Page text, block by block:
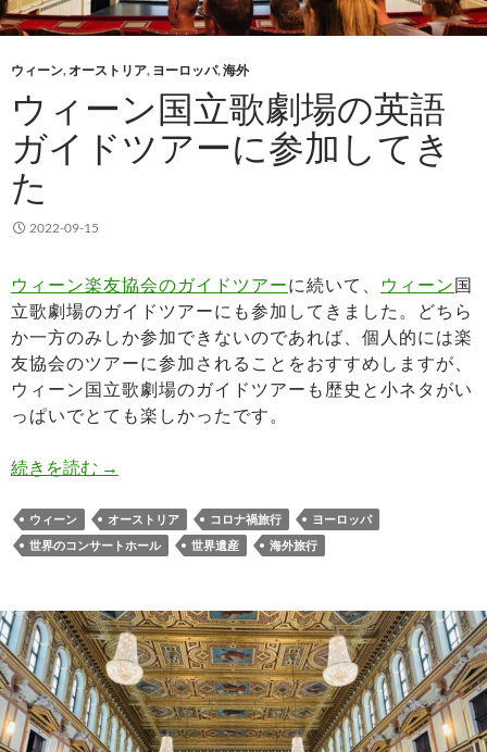
ウィーン,オーストリア, ヨーロッパ,海外
ウィーン国立歌劇場の英語
ガイドツアーに参加してき
た
2022-09-15
ウィーン楽友協会のガイドツアーに続いて、 ウィーン国
立歌劇場のガイドツアーにも参加してきました。どちら
か一方のみしか参加できないのであれば、個人的には楽
友協会のツアーに参加されることをおすすめしますが、
ウィーン国立歌劇場のガイドツアーも歴史と小ネタがい
っぱいでとても楽しかったです。
続きを読む ウィーン国立歌劇場の英語ガイドツアーに参加
→
ウィーン オーストリア コロナ禍旅行
ヨーロッパ
世界のコンサートホール
世界遺産 海外旅行